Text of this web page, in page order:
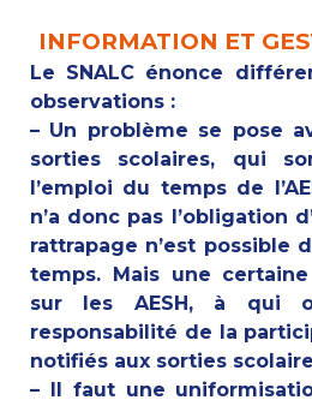
INFORMATION ET
Le SNALC énonce
observations :
– Un problème se pose
sorties scolaires, qui
l’emploi du temps de
n’a donc pas l’obligation
rattrapage n’est possible
temps. Mais une certaine
sur les AESH, à qui
responsabilité de la
notifiés aux sorties
– Il faut une